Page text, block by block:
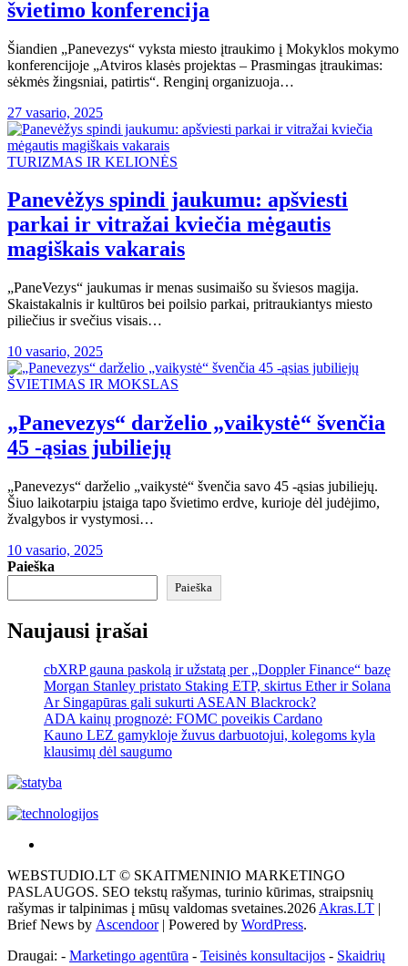
švietimo konferencija
Šiandien „Panevezys“ vyksta miesto įtraukimo į Mokyklos mokymo
konferencijoje „Atviros klasės projektas – Prasmingas įtraukimas:
sėkmės žingsniai, patirtis“. Renginį organizuoja…
27 vasario, 2025
TURIZMAS IR KELIONĖS
Panevėžys spindi jaukumu: apšviesti
parkai ir vitražai kviečia mėgautis
magiškais vakarais
„PaneVezys“ jaukumas ir menas susimaišo su šviesos magija.
Skaistakalnis ir kultūros bei poilsio parkai, pritraukiantys miesto
piliečius ir svečius visais…
10 vasario, 2025
ŠVIETIMAS IR MOKSLAS
„Panevezys“ darželio „vaikystė“ švenčia
45 -ąsias jubiliejų
„Panevezys“ darželio „vaikystė“ švenčia savo 45 -ąsias jubiliejų.
Šiuo laikotarpiu įstaiga tapo švietimo erdve, kurioje dėl judėjimo,
žvalgybos ir vystymosi…
10 vasario, 2025
Paieška
Paieška
Naujausi įrašai
cbXRP gauna paskolą ir užstatą per „Doppler Finance“ bazę
Morgan Stanley pristato Staking ETP, skirtus Ether ir Solana
Ar Singapūras gali sukurti ASEAN Blackrock?
ADA kainų prognozė: FOMC poveikis Cardano
Kauno LEZ gamykloje žuvus darbuotojui, kolegoms kyla
klausimų dėl saugumo
tai
žemės
ploto
matavimo
Pagrindinis
WEBSTUDIO.LT © SKAITMENINIO MARKETINGO
PASLAUGOS. SEO tekstų rašymas, turinio kūrimas, straipsnių
rašymas ir talpinimas į mūsų valdomas svetaines.2026 Akras.LT |
Brief News by Ascendoor| Powered by WordPress.
Draugai: - Marketingo agentūra - Teisinės konsultacijos - Skaidrių